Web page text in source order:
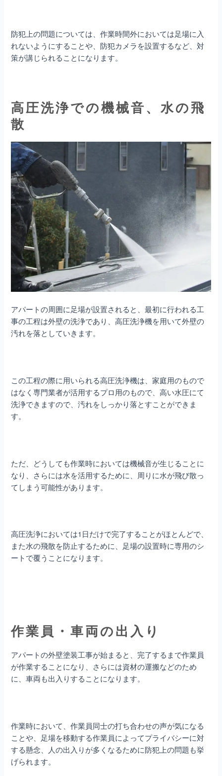
防犯上の問題については、作業時間外においては足場に入
れないようにすることや、防犯カメラを設置するなど、対
策が講じられることになります。
高圧洗浄での機械音、水の飛
散
アパートの周囲に足場が設置されると、最初に行われる工
事の工程は外壁の洗浄であり、高圧洗浄機を用いて外壁の
汚れを落としていきます。
この工程の際に用いられる高圧洗浄機は、家庭用のもので
はなく専門業者が活用するプロ用のもので、高い水圧にて
洗浄できますので、汚れをしっかり落とすことができま
す。
ただ、どうしても作業時においては機械音が生じることに
なり、さらには水を活用するために、周りに水が飛び散っ
てしまう可能性があります。
高圧洗浄においては1日だけで完了することがほとんどで、
また水の飛散を防止するために、足場の設置時に専用のシ
ートで覆うことになります。
作業員・車両の出入り
アパートの外壁塗装工事が始まると、完了するまで作業員
が作業することになり、さらには資材の運搬などのため
に、車両も出入りすることになります。
作業時において、作業員同士の打ち合わせの声が気になる
ことや、足場を移動する作業員によってプライバシーに対
する懸念、人の出入りが多くなるために防犯上の問題も挙
げられます。